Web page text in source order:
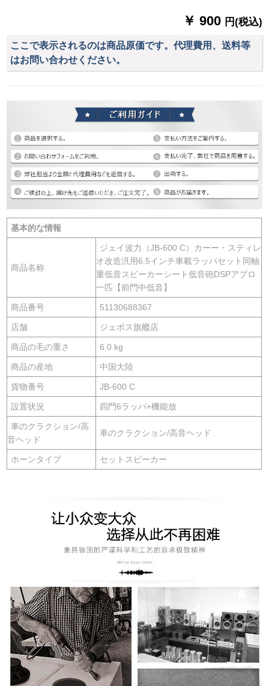
￥ 900 円(税込)
ここで表示されるのは商品原価です。代理費用、送料等
はお問い合わせください。
基本的な情報
商品名称
ジェイ波力（JB-600 C）カーー・スティレ
オ改造汎用6.5インチ車載ラッパセット同軸
重低音スピーカーシート低音砲DSPアプロ
一匹【前門中低音】
商品番号 51130688367
店舗 ジェポス旗艦店
商品の毛の重さ 6.0 kg
商品の産地 中国大陸
貨物番号 JB-600 C
設置状況 四門6ラッパ+機能放
車のクラクション/高
音ヘッド
車のクラクション/高音ヘッド
ホーンタイプ セットスピーカー